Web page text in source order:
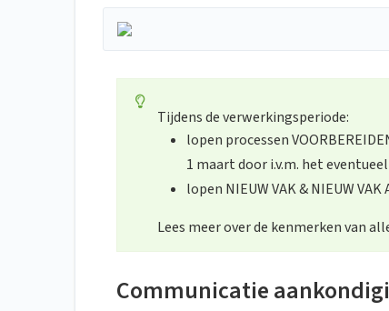
Tijdens de verwerkingsperiode:
lopen processen
1 maart door i.v.m. het
lopen NIEUW VAK & NIEUW
Lees meer over de kenmerken van
Communicatie